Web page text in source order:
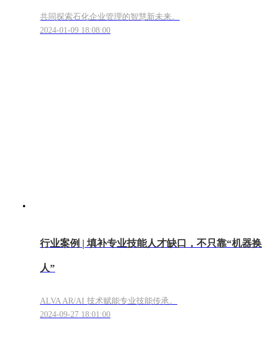
共同探索石化企业管理的智慧新未来。
2024-01-09 18:08:00
行业案例 | 填补专业技能人才缺口，不只靠“机器换
人”
ALVA AR/AI 技术赋能专业技能传承。
2024-09-27 18:01:00